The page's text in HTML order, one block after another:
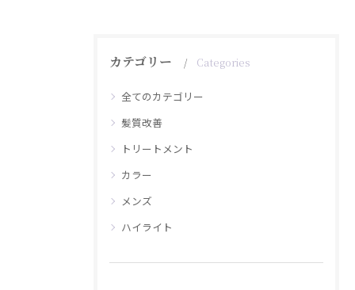
カテゴリー Categories
全てのカテゴリー
髪質改善
トリートメント
カラー
メンズ
ハイライト